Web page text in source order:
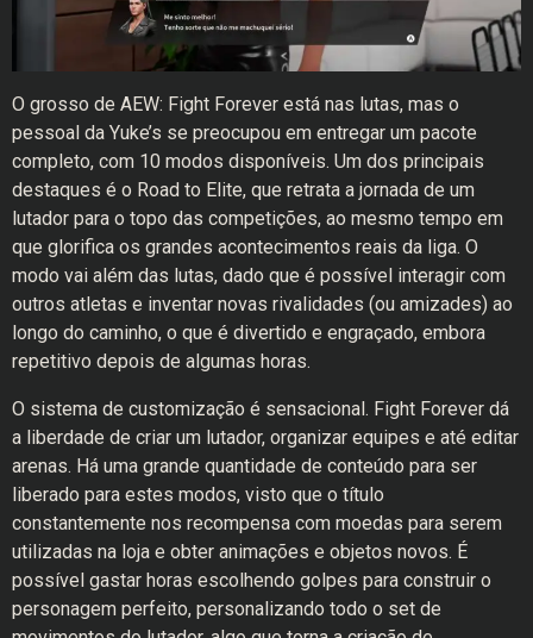
O grosso de AEW: Fight Forever está nas lutas, mas o
pessoal da Yuke’s se preocupou em entregar um pacote
completo, com 10 modos disponíveis. Um dos principais
destaques é o Road to Elite, que retrata a jornada de um
lutador para o topo das competições, ao mesmo tempo em
que glorifica os grandes acontecimentos reais da liga. O
modo vai além das lutas, dado que é possível interagir com
outros atletas e inventar novas rivalidades (ou amizades) ao
longo do caminho, o que é divertido e engraçado, embora
repetitivo depois de algumas horas.
O sistema de customização é sensacional. Fight Forever dá
a liberdade de criar um lutador, organizar equipes e até editar
arenas. Há uma grande quantidade de conteúdo para ser
liberado para estes modos, visto que o título
constantemente nos recompensa com moedas para serem
utilizadas na loja e obter animações e objetos novos. É
possível gastar horas escolhendo golpes para construir o
personagem perfeito, personalizando todo o set de